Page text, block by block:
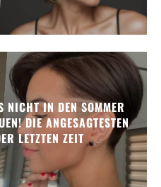
NICHT IN DEN SOMMER
DIE ANGESAGTESTEN
LETZTEN ZEIT